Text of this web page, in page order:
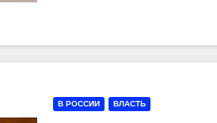
В РОССИИ ВЛАСТЬ